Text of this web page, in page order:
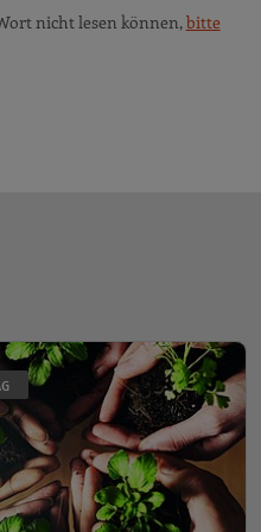
nicht lesen können,bitte
und Wirtschaftsfaktor